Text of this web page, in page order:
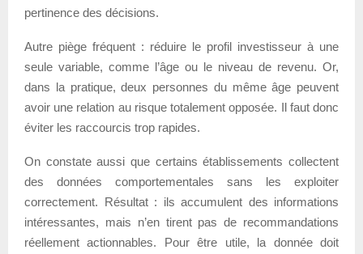
pertinence des décisions.
Autre piège fréquent : réduire le profil investisseur à une
seule variable, comme l’âge ou le niveau de revenu. Or,
dans la pratique, deux personnes du même âge peuvent
avoir une relation au risque totalement opposée. Il faut donc
éviter les raccourcis trop rapides.
On constate aussi que certains établissements collectent
des données comportementales sans les exploiter
correctement. Résultat : ils accumulent des informations
intéressantes, mais n’en tirent pas de recommandations
réellement actionnables. Pour être utile, la donnée doit